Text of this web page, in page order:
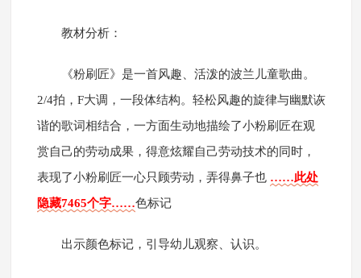
教材分析：
《粉刷匠》是一首风趣、活泼的波兰儿童歌曲。
2/4拍，F大调，一段体结构。轻松风趣的旋律与幽默诙
谐的歌词相结合，一方面生动地描绘了小粉刷匠在观
赏自己的劳动成果，得意炫耀自己劳动技术的同时，
表现了小粉刷匠一心只顾劳动，弄得鼻子也 ……此处
隐藏7465个字……色标记
出示颜色标记，引导幼儿观察、认识。